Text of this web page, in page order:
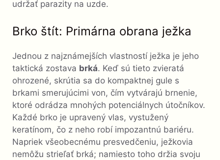
udržať parazity na uzde.
Brko štít: Primárna obrana ježka
Jednou z najznámejších vlastností ježka je jeho
taktická zostava brká. Keď sú tieto zvieratá
ohrozené, skrútia sa do kompaktnej gule s
brkami smerujúcimi von, čím vytvárajú brnenie,
ktoré odrádza mnohých potenciálnych útočníkov.
Každé brko je upravený vlas, vystužený
keratínom, čo z neho robí impozantnú bariéru.
Napriek všeobecnému presvedčeniu, ježkovia
nemôžu strieľať brká; namiesto toho držia svoju